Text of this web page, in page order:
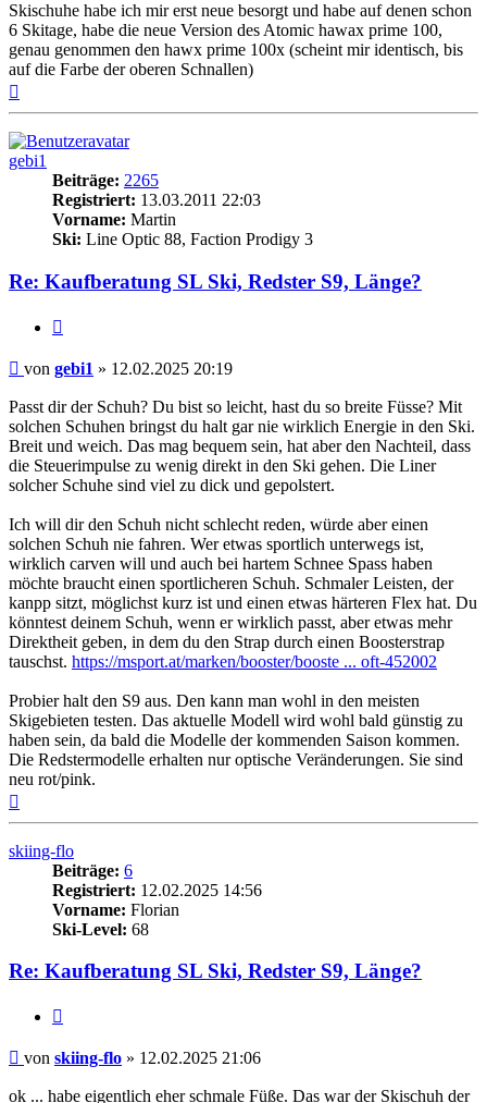
Skischuhe habe ich mir erst neue besorgt und habe auf denen schon
6 Skitage, habe die neue Version des Atomic hawax prime 100,
genau genommen den hawx prime 100x (scheint mir identisch, bis
auf die Farbe der oberen Schnallen)
gebi1
Beiträge: 2265
Registriert: 13.03.2011 22:03
Vorname: Martin
Ski: Line Optic 88, Faction Prodigy 3
Re: Kaufberatung SL Ski, Redster S9, Länge?
Beitrag
von gebi1 » 12.02.2025 20:19
Passt dir der Schuh? Du bist so leicht, hast du so breite Füsse? Mit
solchen Schuhen bringst du halt gar nie wirklich Energie in den Ski.
Breit und weich. Das mag bequem sein, hat aber den Nachteil, dass
die Steuerimpulse zu wenig direkt in den Ski gehen. Die Liner
solcher Schuhe sind viel zu dick und gepolstert.
Ich will dir den Schuh nicht schlecht reden, würde aber einen
solchen Schuh nie fahren. Wer etwas sportlich unterwegs ist,
wirklich carven will und auch bei hartem Schnee Spass haben
möchte braucht einen sportlicheren Schuh. Schmaler Leisten, der
kanpp sitzt, möglichst kurz ist und einen etwas härteren Flex hat. Du
könntest deinem Schuh, wenn er wirklich passt, aber etwas mehr
Direktheit geben, in dem du den Strap durch einen Boosterstrap
tauschst. https://msport.at/marken/booster/booste ... oft-452002
Probier halt den S9 aus. Den kann man wohl in den meisten
Skigebieten testen. Das aktuelle Modell wird wohl bald günstig zu
haben sein, da bald die Modelle der kommenden Saison kommen.
Die Redstermodelle erhalten nur optische Veränderungen. Sie sind
neu rot/pink.
skiing-flo
Beiträge: 6
Registriert: 12.02.2025 14:56
Vorname: Florian
Ski-Level: 68
Re: Kaufberatung SL Ski, Redster S9, Länge?
Beitrag
von skiing-flo » 12.02.2025 21:06
ok ... habe eigentlich eher schmale Füße. Das war der Skischuh der